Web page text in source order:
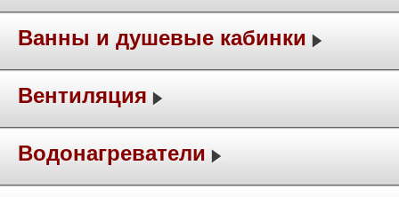
Ванны и душевые кабинки
Вентиляция
Водонагреватели